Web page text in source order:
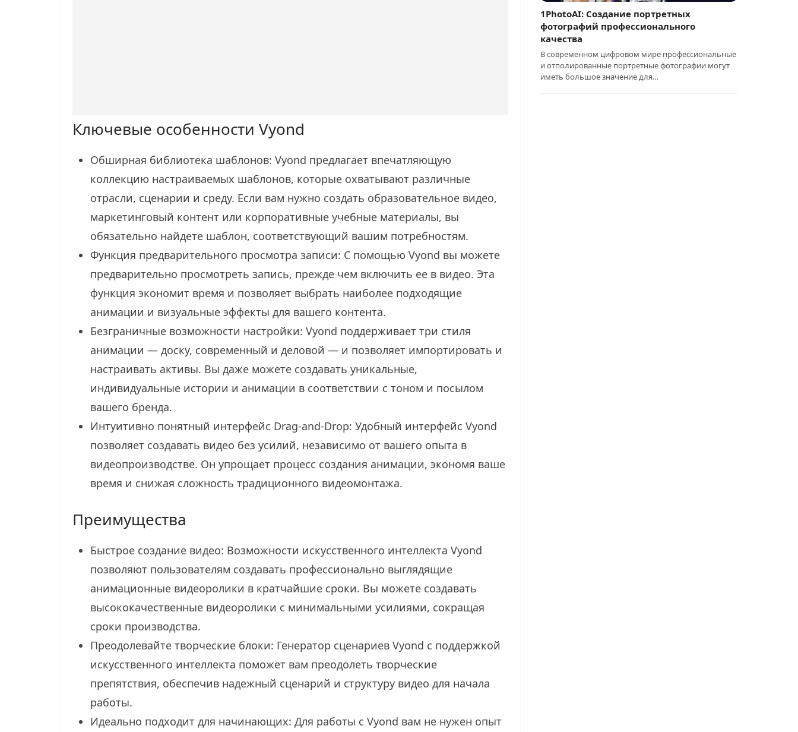
Ключевые особенности Vyond
Обширная библиотека шаблонов: Vyond предлагает впечатляющую
коллекцию настраиваемых шаблонов, которые охватывают различные
отрасли, сценарии и среду. Если вам нужно создать образовательное видео,
маркетинговый контент или корпоративные учебные материалы, вы
обязательно найдете шаблон, соответствующий вашим потребностям.
Функция предварительного просмотра записи: С помощью Vyond вы можете
предварительно просмотреть запись, прежде чем включить ее в видео. Эта
функция экономит время и позволяет выбрать наиболее подходящие
анимации и визуальные эффекты для вашего контента.
Безграничные возможности настройки: Vyond поддерживает три стиля
анимации — доску, современный и деловой — и позволяет импортировать и
настраивать активы. Вы даже можете создавать уникальные,
индивидуальные истории и анимации в соответствии с тоном и посылом
вашего бренда.
Интуитивно понятный интерфейс Drag-and-Drop: Удобный интерфейс Vyond
позволяет создавать видео без усилий, независимо от вашего опыта в
видеопроизводстве. Он упрощает процесс создания анимации, экономя ваше
время и снижая сложность традиционного видеомонтажа.
Преимущества
Быстрое создание видео: Возможности искусственного интеллекта Vyond
позволяют пользователям создавать профессионально выглядящие
анимационные видеоролики в кратчайшие сроки. Вы можете создавать
высококачественные видеоролики с минимальными усилиями, сокращая
сроки производства.
Преодолевайте творческие блоки: Генератор сценариев Vyond с поддержкой
искусственного интеллекта поможет вам преодолеть творческие
препятствия, обеспечив надежный сценарий и структуру видео для начала
работы.
Идеально подходит для начинающих: Для работы с Vyond вам не нужен опыт
1PhotoAI: Создание портретных
фотографий профессионального
качества
В современном цифровом мире профессиональные
и отполированные портретные фотографии могут
иметь большое значение для…